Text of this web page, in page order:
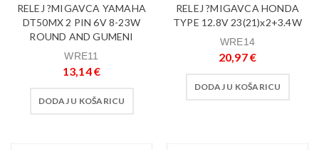
RELEJ ?MIGAVCA YAMAHA
DT50MX 2 PIN 6V 8-23W
ROUND AND GUMENI
WRE11
13,14€
DODAJ U KOŠARICU
RELEJ ?MIGAVCA HONDA
TYPE 12.8V 23(21)x2+3.4W
WRE14
20,97€
DODAJ U KOŠARICU